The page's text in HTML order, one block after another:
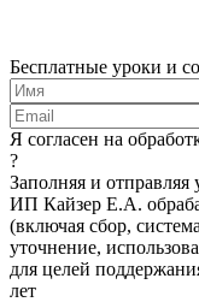
Бесплатные уроки и
Я согласен на
?
Заполняя и
ИП Кайзер Е.А.
(включая сбор,
уточнение,
для целей
лет